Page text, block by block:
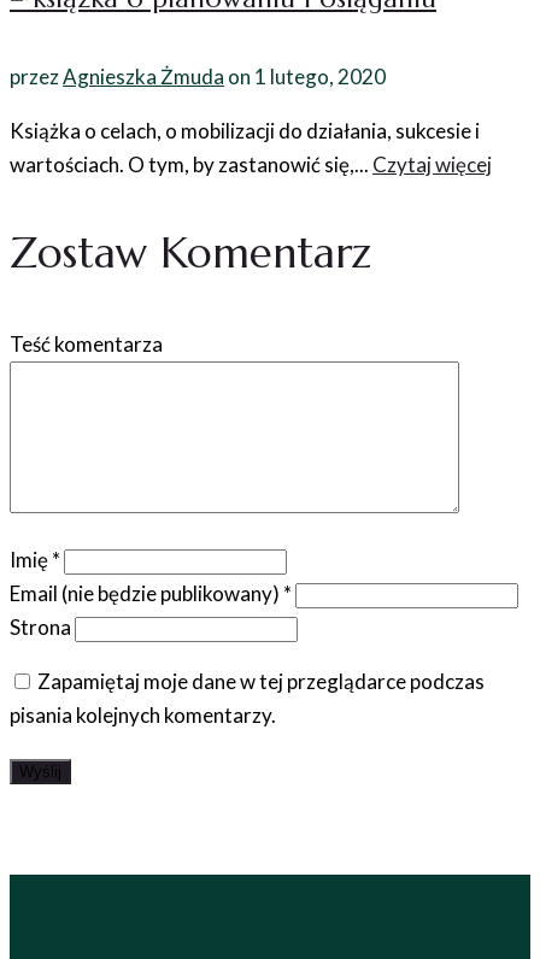
przezAgnieszka Żmuda on 1 lutego, 2020
Książka o celach, o mobilizacji do działania, sukcesie i
wartościach. O tym, by zastanowić się,... Czytaj więcej
Zostaw Komentarz
Teść komentarza
Imię*
Email (nie będzie publikowany) *
Strona
Zapamiętaj moje dane w tej przeglądarce podczas
pisania kolejnych komentarzy.